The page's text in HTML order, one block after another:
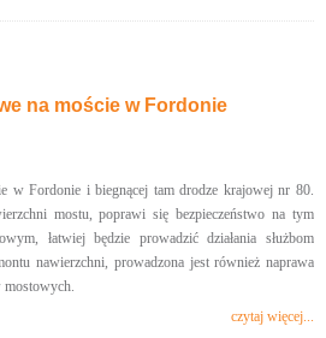
na moście w Fordonie
w Fordonie i biegnącej tam drodze krajowej nr 80.
mostu, poprawi się bezpieczeństwo na tym
łatwiej będzie prowadzić działania służbom
nawierzchni, prowadzona jest również naprawa
mostowych.
czytaj więcej...